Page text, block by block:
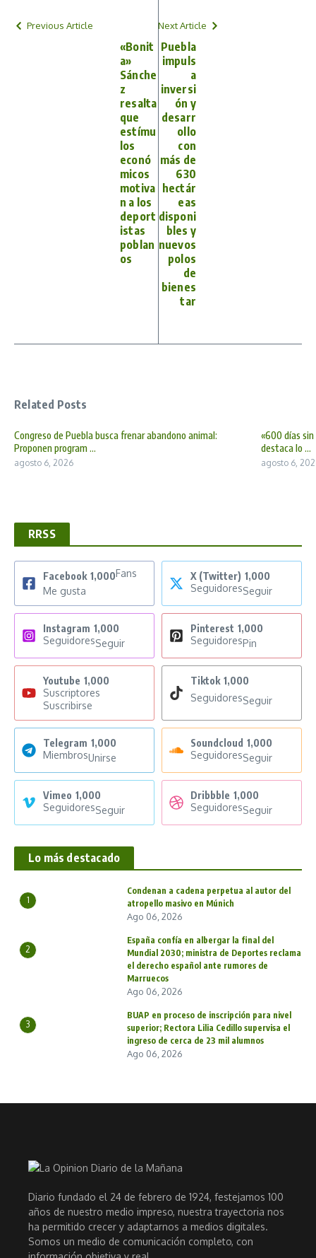
Previous Article
«Bonit
a»
Sánche
z
resalta
que
estímu
los
econó
micos
motiva
n a los
deport
istas
poblan
os
Next Article
Puebla
impuls
a
inversi
ón y
desarr
ollo
con
más de
630
hectár
eas
disponi
bles y
nuevos
polos
de
bienes
tar
Related Posts
Congreso de Puebla busca frenar abandono animal:
Proponen program ...
agosto 6, 2026
«600 días
destaca lo ...
agosto 6,
RRSS
Facebook 1,000Fans
Me gusta
X (Twitter) 1,000
SeguidoresSeguir
Instagram 1,000
SeguidoresSeguir
Pinterest 1,000
SeguidoresPin
Youtube 1,000
Suscriptores
Suscribirse
Tiktok 1,000
SeguidoresSeguir
Telegram 1,000
MiembrosUnirse
Soundcloud 1,000
SeguidoresSeguir
Vimeo 1,000
SeguidoresSeguir
Dribbble 1,000
SeguidoresSeguir
Lo más destacado
1
Condenan a cadena perpetua al autor del
atropello masivo en Múnich
Ago 06, 2026
2
España confía en albergar la final del
Mundial 2030; ministra de Deportes reclama
el derecho español ante rumores de
Marruecos
Ago 06, 2026
3
BUAP en proceso de inscripción para nivel
superior; Rectora Lilia Cedillo supervisa el
ingreso de cerca de 23 mil alumnos
Ago 06, 2026
Diario fundado el 24 de febrero de 1924, festejamos 100
años de nuestro medio impreso, nuestra trayectoria nos
ha permitido crecer y adaptarnos a medios digitales.
Somos un medio de comunicación completo, con